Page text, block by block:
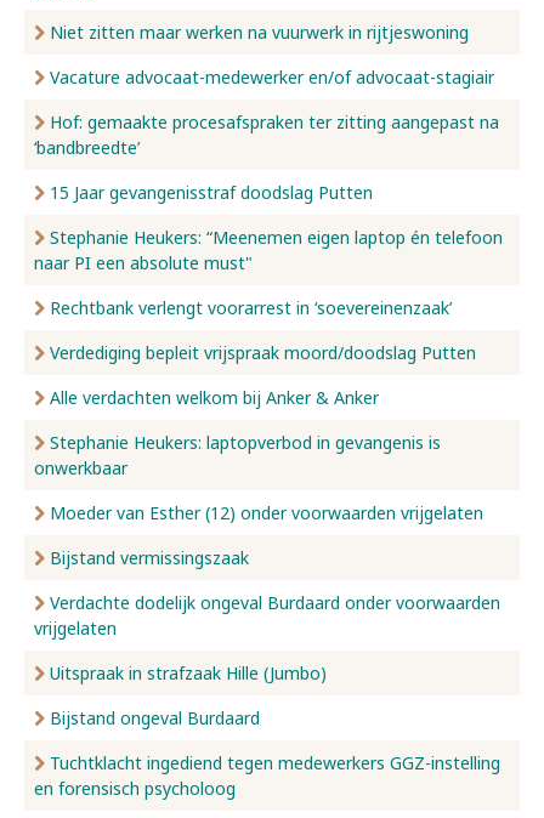
Niet zitten maar werken na vuurwerk in rijtjeswoning
Vacature advocaat-medewerker en/of advocaat-stagiair
Hof: gemaakte procesafspraken ter zitting aangepast na
‘bandbreedte’
15 Jaar gevangenisstraf doodslag Putten
Stephanie Heukers: “Meenemen eigen laptop én telefoon
naar PI een absolute must"
Rechtbank verlengt voorarrest in ‘soevereinenzaak’
Verdediging bepleit vrijspraak moord/doodslag Putten
Alle verdachten welkom bij Anker & Anker
Stephanie Heukers: laptopverbod in gevangenis is
onwerkbaar
Moeder van Esther (12) onder voorwaarden vrijgelaten
Bijstand vermissingszaak
Verdachte dodelijk ongeval Burdaard onder voorwaarden
vrijgelaten
Uitspraak in strafzaak Hille (Jumbo)
Bijstand ongeval Burdaard
Tuchtklacht ingediend tegen medewerkers GGZ-instelling
en forensisch psycholoog